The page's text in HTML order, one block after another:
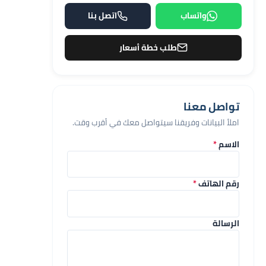
واتساب
اتصل بنا
طلب خطة أسعار
تواصل معنا
املأ البيانات وفريقنا سيتواصل معك في أقرب وقت.
الاسم*
رقم الهاتف*
الرسالة